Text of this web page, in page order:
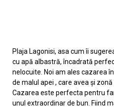
Plaja Lagonisi, asa cum îi
cu apă albastră, încadrată
nelocuite. Noi am ales cazarea
de malul apei , care avea şi
Cazarea este perfecta pentru
unul extraordinar de bun. Fiind